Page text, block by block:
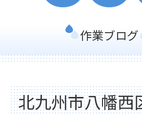
作業ブログ
北九州市八幡西